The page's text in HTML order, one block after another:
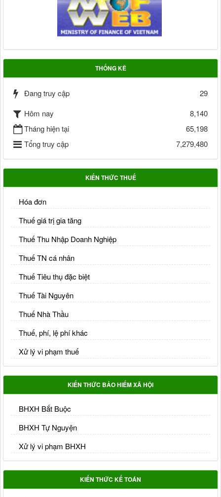
THỐNG KÊ
Đang truy cập
29
Hôm nay
8,140
Tháng hiện tại
65,198
Tổng truy cập
7,279,480
KIẾN THỨC THUẾ
Hóa đơn
Thuế giá trị gia tăng
Thuế Thu Nhập Doanh Nghiệp
Thuế TN cá nhân
Thuế Tiêu thụ đặc biệt
Thuế Tài Nguyên
Thuế Nhà Thầu
Thuế, phí, lệ phí khác
Xử lý vi phạm thuế
KIẾN THỨC BẢO HIỂM XÃ HỘI
BHXH Bắt Buộc
BHXH Tự Nguyện
Xử lý vi phạm BHXH
KIẾN THỨC KẾ TOÁN